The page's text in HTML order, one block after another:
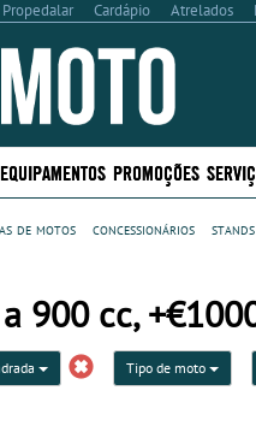
Propedalar Cardápio Atrelados
EQUIPAMENTOS PROMOÇÕES
de motos concessionários
900 cc,
Tipo de moto